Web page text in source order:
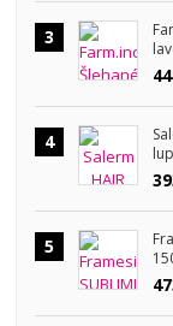
3
4
5